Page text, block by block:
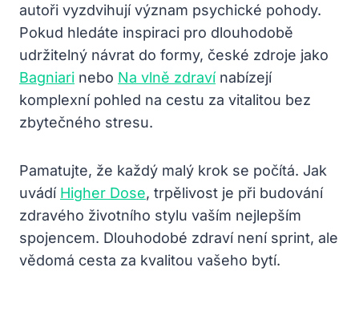
autoři vyzdvihují význam psychické pohody.
Pokud hledáte inspiraci pro dlouhodobě
udržitelný návrat do formy, české zdroje jako
Bagniari nebo Na vlně zdravínabízejí
komplexní pohled na cestu za vitalitou bez
zbytečného stresu.
Pamatujte, že každý malý krok se počítá. Jak
uvádí Higher Dose, trpělivost je při budování
zdravého životního stylu vaším nejlepším
spojencem. Dlouhodobé zdraví není sprint, ale
vědomá cesta za kvalitou vašeho bytí.